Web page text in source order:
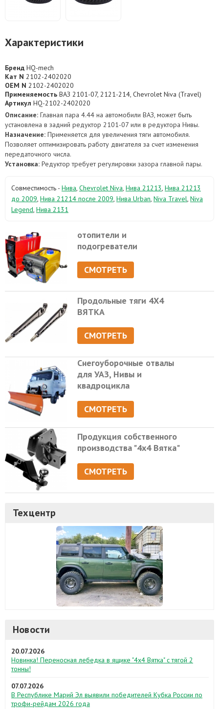
Характеристики
Бренд HQ-mech
Кат N 2102-2402020
OEM N 2102-2402020
Применяемость ВАЗ 2101-07, 2121-214, Chevrolet Niva (Travel)
Артикул HQ-2102-2402020
Описание: Главная пара 4.44 на автомобили ВАЗ, может быть
установлена в задний редуктор 2101-07 или в редуктора Нивы.
Назначение: Применяется для увеличения тяги автомобиля.
Позволяет оптимизировать работу двигателя за счет изменения
передаточного числа.
Установка: Редуктор требует регулировки зазора главной пары.
Совместимость - Нива, Chevrolet Niva, Нива 21213, Нива 21213
до 2009, Нива 21214 после 2009, Нива Urban, Niva Travel, Niva
Legend, Нива 2131
отопители и
подогреватели
СМОТРЕТЬ
Продольные тяги 4Х4
ВЯТКА
СМОТРЕТЬ
Снегоуборочные отвалы
для УАЗ, Нивы и
квадроцикла
СМОТРЕТЬ
Продукция собственного
производства "4х4 Вятка"
СМОТРЕТЬ
Техцентр
Новости
20.07.2026
Новинка! Переносная лебедка в ящике "4х4 Вятка" с тягой 2
тонны!
07.07.2026
В Республике Марий Эл выявили победителей Кубка России по
трофи-рейдам 2026 года